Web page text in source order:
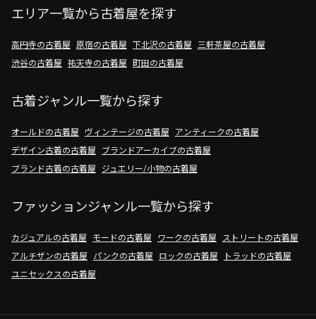
エリア一覧から古着屋を探す
高円寺の古着屋 原宿の古着屋 下北沢の古着屋 三軒茶屋の古着屋
渋谷の古着屋 祐天寺の古着屋 町田の古着屋
古着ジャンル一覧から探す
オールドの古着屋 ヴィンテージの古着屋 アンティークの古着屋
デザイン古着の古着屋 ブランドアーカイブの古着屋
ブランド古着の古着屋 ジュエリー/小物の古着屋
ファッションジャンル一覧から探す
カジュアルの古着屋 モードの古着屋 ワークの古着屋
ストリートの古着屋
アルチザンの古着屋 パンクの古着屋 ロックの古着屋
トラッドの古着屋
ユニセックスの古着屋